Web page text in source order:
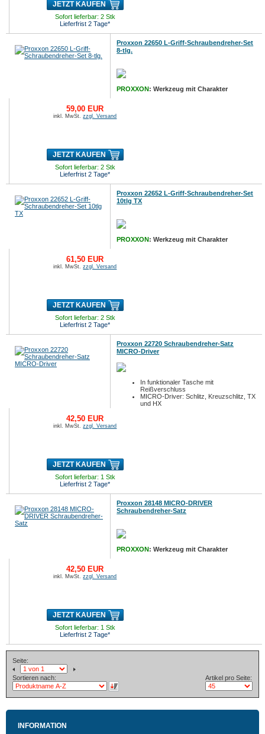
JETZT KAUFEN
Sofort lieferbar: 2 Stk
Lieferfrist 2 Tage*
Proxxon 22650 L-Griff-Schraubendreher-Set
8-tlg.
PROXXON: Werkzeug mit Charakter
59,00 EUR
inkl. MwSt.zzgl. Versand
JETZT KAUFEN
Sofort lieferbar: 2 Stk
Lieferfrist 2 Tage*
Proxxon 22652 L-Griff-Schraubendreher-Set
10tlg TX
PROXXON: Werkzeug mit Charakter
61,50 EUR
inkl. MwSt.zzgl. Versand
JETZT KAUFEN
Sofort lieferbar: 2 Stk
Lieferfrist 2 Tage*
Proxxon 22720 Schraubendreher-Satz
MICRO-Driver
In funktionaler Tasche mit
Reißverschluss
MICRO-Driver: Schlitz, Kreuzschlitz, TX
und HX
42,50 EUR
inkl. MwSt.zzgl. Versand
JETZT KAUFEN
Sofort lieferbar: 1 Stk
Lieferfrist 2 Tage*
Proxxon 28148 MICRO-DRIVER
Schraubendreher-Satz
PROXXON: Werkzeug mit Charakter
42,50 EUR
inkl. MwSt.zzgl. Versand
JETZT KAUFEN
Sofort lieferbar: 1 Stk
Lieferfrist 2 Tage*
Seite:
Sortieren nach: Artikel pro Seite:
INFORMATION